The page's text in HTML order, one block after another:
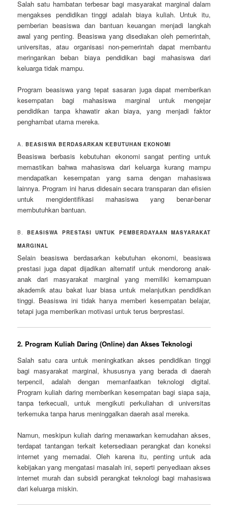
Salah satu hambatan terbesar bagi masyarakat marginal dalam
mengakses pendidikan tinggi adalah biaya kuliah. Untuk itu,
pemberian beasiswa dan bantuan keuangan menjadi langkah
awal yang penting. Beasiswa yang disediakan oleh pemerintah,
universitas, atau organisasi non-pemerintah dapat membantu
meringankan beban biaya pendidikan bagi mahasiswa dari
keluarga tidak mampu.
Program beasiswa yang tepat sasaran juga dapat memberikan
kesempatan bagi mahasiswa marginal untuk mengejar
pendidikan tanpa khawatir akan biaya, yang menjadi faktor
penghambat utama mereka.
A.BEASISWA BERDASARKAN KEBUTUHAN EKONOMI
Beasiswa berbasis kebutuhan ekonomi sangat penting untuk
memastikan bahwa mahasiswa dari keluarga kurang mampu
mendapatkan kesempatan yang sama dengan mahasiswa
lainnya. Program ini harus didesain secara transparan dan efisien
untuk mengidentifikasi mahasiswa yang benar-benar
membutuhkan bantuan.
B.BEASISWA PRESTASI UNTUK PEMBERDAYAAN MASYARAKAT
MARGINAL
Selain beasiswa berdasarkan kebutuhan ekonomi, beasiswa
prestasi juga dapat dijadikan alternatif untuk mendorong anak-
anak dari masyarakat marginal yang memiliki kemampuan
akademik atau bakat luar biasa untuk melanjutkan pendidikan
tinggi. Beasiswa ini tidak hanya memberi kesempatan belajar,
tetapi juga memberikan motivasi untuk terus berprestasi.
2. Program Kuliah Daring (Online) dan Akses Teknologi
Salah satu cara untuk meningkatkan akses pendidikan tinggi
bagi masyarakat marginal, khususnya yang berada di daerah
terpencil, adalah dengan memanfaatkan teknologi digital.
Program kuliah daring memberikan kesempatan bagi siapa saja,
tanpa terkecuali, untuk mengikuti perkuliahan di universitas
terkemuka tanpa harus meninggalkan daerah asal mereka.
Namun, meskipun kuliah daring menawarkan kemudahan akses,
terdapat tantangan terkait ketersediaan perangkat dan koneksi
internet yang memadai. Oleh karena itu, penting untuk ada
kebijakan yang mengatasi masalah ini, seperti penyediaan akses
internet murah dan subsidi perangkat teknologi bagi mahasiswa
dari keluarga miskin.